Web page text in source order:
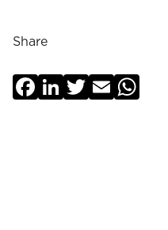
Share
Facebook
LinkedIn
Twitter
Email